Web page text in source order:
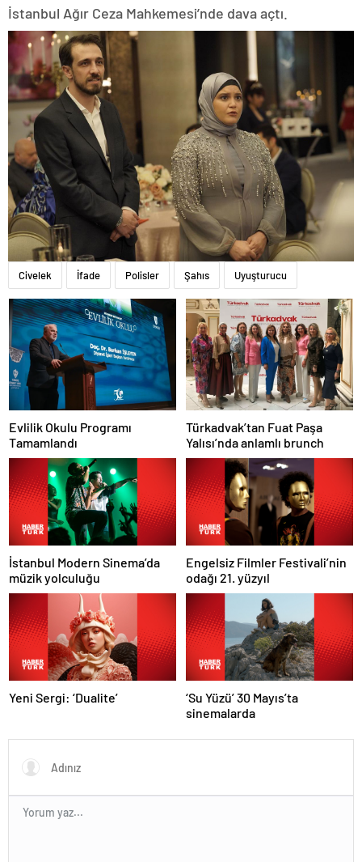
İstanbul Ağır Ceza Mahkemesi’nde dava açtı.
Civelek İfade Polisler Şahıs Uyuşturucu
Evlilik Okulu Programı
Tamamlandı
Türkadvak’tan Fuat Paşa
Yalısı’nda anlamlı brunch
İstanbul Modern Sinema’da
müzik yolculuğu
Engelsiz Filmler Festivali’nin
odağı 21. yüzyıl
Yeni Sergi: ‘Dualite’
‘Su Yüzü’ 30 Mayıs’ta
sinemalarda